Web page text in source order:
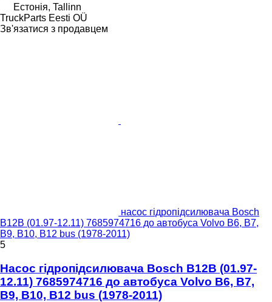
Естонія, Tallinn
TruckParts Eesti OÜ
Зв'язатися з продавцем
насос гідропідсилювача Bosch
B12B (01.97-12.11) 7685974716 до автобуса Volvo B6, B7,
B9, B10, B12 bus (1978-2011)
5
Насос гідропідсилювача Bosch B12B (01.97-
12.11) 7685974716 до автобуса Volvo B6, B7,
B9, B10, B12 bus (1978-2011)